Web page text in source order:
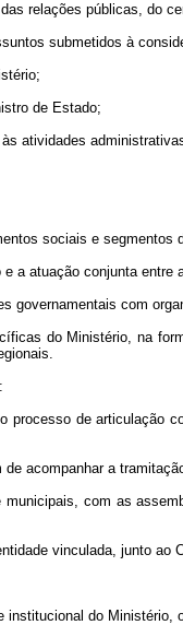
relações públicas, do
submetidos à
de Estado;
atividades
sociais e segmentos
a atuação conjunta
governamentais com
do Ministério, na
de
acompanhar a
com as
vinculada, junto
do